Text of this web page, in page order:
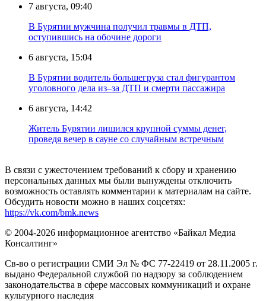
7 августа, 09:40
В Бурятии мужчина получил травмы в ДТП,
оступившись на обочине дороги
6 августа, 15:04
В Бурятии водитель большегруза стал фигурантом
уголовного дела из–за ДТП и смерти пассажира
6 августа, 14:42
Житель Бурятии лишился крупной суммы денег,
проведя вечер в сауне со случайным встречным
В связи с ужесточением требований к сбору и хранению
персональных данных мы были вынуждены отключить
возможность оставлять комментарии к материалам на сайте.
Обсудить новости можно в наших соцсетях:
https://vk.com/bmk.news
© 2004-2026 информационное агентство «Байкал Медиа
Консалтинг»
Св-во о регистрации СМИ Эл № ФС 77-22419 от 28.11.2005 г.
выдано Федеральной службой по надзору за соблюдением
законодательства в сфере массовых коммуникаций и охране
культурного наследия